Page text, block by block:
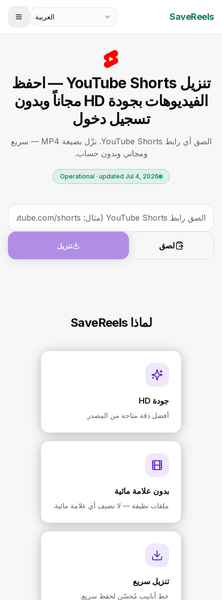
SaveReels العربية
تنزيل YouTube Shorts — احفظ
الفيديوهات بجودة HD مجاناً وبدون
تسجيل دخول
الصق أي رابط YouTube Shorts. نزّل بصيغة MP4 — سريع
ومجاني وبدون حساب.
Operational · updated Jul 4, 2026
لصق تنزيل
لماذا SaveReels
جودة HD
أفضل دقة متاحة من المصدر.
بدون علامة مائية
ملفات نظيفة — لا نضيف أي علامة مائية.
تنزيل سريع
خط أنابيب مُحسّن لحفظ سريع.